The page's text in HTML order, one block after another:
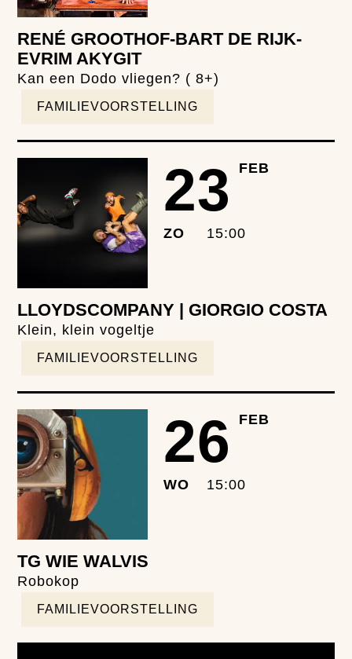
RENÉ GROOTHOF-BART DE RIJK-
EVRIM AKYGIT
Kan een Dodo vliegen? ( 8+)
FAMILIEVOORSTELLING
23 FEB
ZO 15:00
LLOYDSCOMPANY | GIORGIO COSTA
Klein, klein vogeltje
FAMILIEVOORSTELLING
26 FEB
WO 15:00
TG WIE WALVIS
Robokop
FAMILIEVOORSTELLING